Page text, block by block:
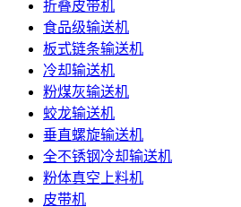
折叠皮带机
食品级输送机
板式链条输送机
冷却输送机
粉煤灰输送机
蛟龙输送机
垂直螺旋输送机
全不锈钢冷却输送机
粉体真空上料机
皮带机